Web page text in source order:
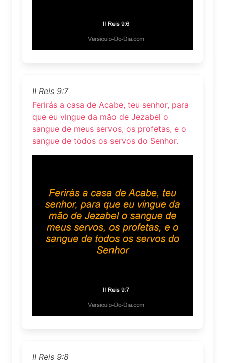
II Reis 9:7
Ferirás a casa de Acabe, teu senhor, para
que eu vingue da mão de Jezabel o
sangue de meus servos, os profetas, e o
sangue de todos os servos do Senhor.
II Reis 9:8